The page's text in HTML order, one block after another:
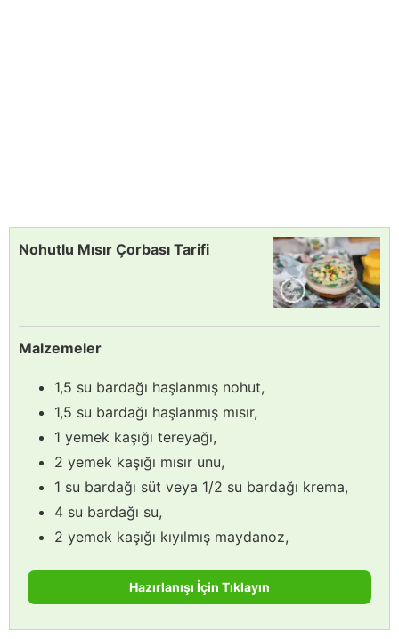
Nohutlu Mısır Çorbası Tarifi
Malzemeler
1,5 su bardağı haşlanmış nohut,
1,5 su bardağı haşlanmış mısır,
1 yemek kaşığı tereyağı,
2 yemek kaşığı mısır unu,
1 su bardağı süt veya 1/2 su bardağı krema,
4 su bardağı su,
2 yemek kaşığı kıyılmış maydanoz,
Hazırlanışı İçin Tıklayın